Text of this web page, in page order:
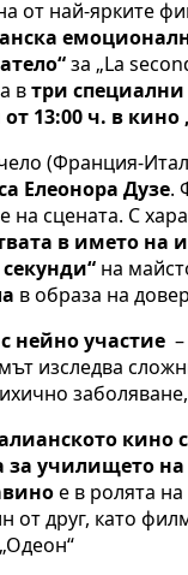
от най-ярките
за „La
втри
13:00 ч. в
(Франция-
Елеонора Дузе.
сцената. С
в името на
секунди“ на
в образа на
нейно участие –
изследва
кино
за училището
е в ролята
от друг, като